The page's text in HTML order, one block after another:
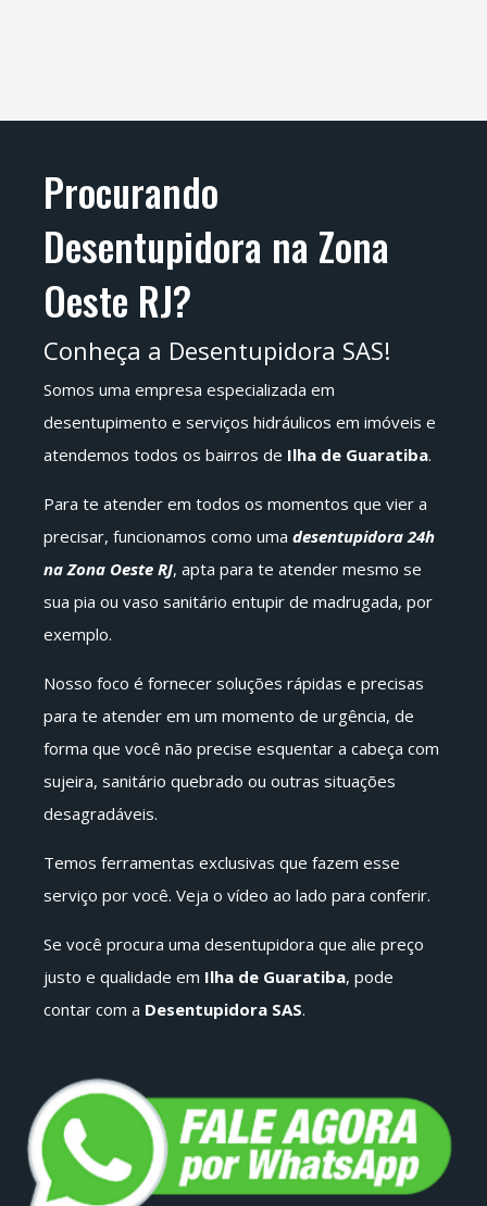
Procurando
Desentupidora na Zona
Oeste RJ?
Conheça a Desentupidora SAS!
Somos uma empresa especializada em
desentupimento e serviços hidráulicos em imóveis e
atendemos todos os bairros de Ilha de Guaratiba.
Para te atender em todos os momentos que vier a
precisar, funcionamos como uma desentupidora 24h
na Zona Oeste RJ, apta para te atender mesmo se
sua pia ou vaso sanitário entupir de madrugada, por
exemplo.
Nosso foco é fornecer soluções rápidas e precisas
para te atender em um momento de urgência, de
forma que você não precise esquentar a cabeça com
sujeira, sanitário quebrado ou outras situações
desagradáveis.
Temos ferramentas exclusivas que fazem esse
serviço por você. Veja o vídeo ao lado para conferir.
Se você procura uma desentupidora que alie preço
justo e qualidade em Ilha de Guaratiba, pode
contar com a Desentupidora SAS.